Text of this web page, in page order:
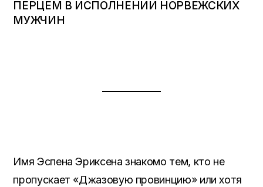
ПЕРЦЕМ В ИСПОЛНЕНИИ НОРВЕЖСКИХ
МУЖЧИН
Имя Эспена Эриксена знакомо тем, кто не
пропускает «Джазовую провинцию» или хотя